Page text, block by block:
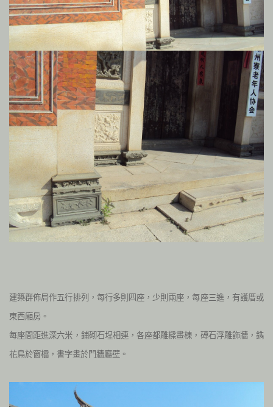
建築群佈局作五行排列，每行多則四座，少則兩座，每座三進，有護厝或
東西廂房。
每座間距進深六米，鋪砌石埕相連，各座都雕樑畫棟，磚石浮雕飾牆，鐫
花鳥於窗櫺 ，書字畫於門牆廳壁。